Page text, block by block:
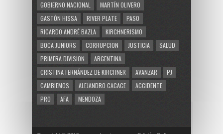
GOBIERNO NACIONAL
MARTÍN OLIVERO
GASTÓN HISSA
RIVER PLATE
PASO
RICARDO ANDRÉ BAZLA
KIRCHNERISMO
BOCA JUNIORS
CORRUPCION JUSTICIA
SALUD
PRIMERA DIVISION
ARGENTINA
CRISTINA FERNÁNDEZ DE KIRCHNER
AVANZAR
PJ
CAMBIEMOS
ALEJANDRO CACACE
ACCIDENTE
PRO
AFA MENDOZA